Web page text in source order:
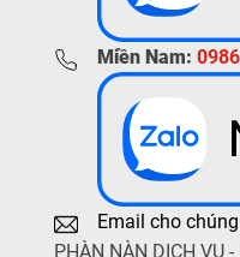
Miền Nam:
Email cho
PHÀN NÀN DỊCH VỤ